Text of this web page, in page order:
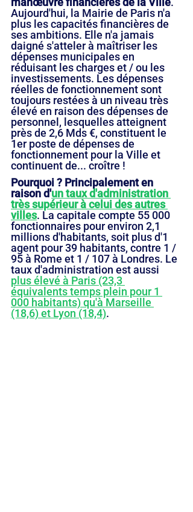
Aujourd'hui, la Mairie de Paris n'a
plus les capacités financières de
ses ambitions. Elle n'a jamais
daigné s'atteler à maîtriser les
dépenses municipales en
réduisant les charges et / ou les
investissements. Les dépenses
réelles de fonctionnement sont
toujours restées à un niveau très
élevé en raison des dépenses de
personnel, lesquelles atteignent
près de 2,6 Mds €, constituent le
1er poste de dépenses de
fonctionnement pour la Ville et
continuent de... croître !
Pourquoi ? Principalement en
raison d'un taux d'administration
très supérieur à celui des autres
villes. La capitale compte 55 000
fonctionnaires pour environ 2,1
millions d'habitants, soit plus d'1
agent pour 39 habitants, contre 1 /
95 à Rome et 1 / 107 à Londres. Le
taux d'administration est aussi
plus élevé à Paris (23,3
équivalents temps plein pour 1
000 habitants) qu'à Marseille
(18,6) et Lyon (18,4).